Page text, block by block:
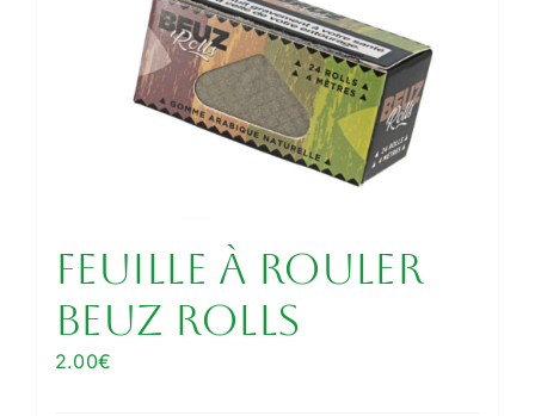
Feuille à rouler
Beuz Rolls
2.00€